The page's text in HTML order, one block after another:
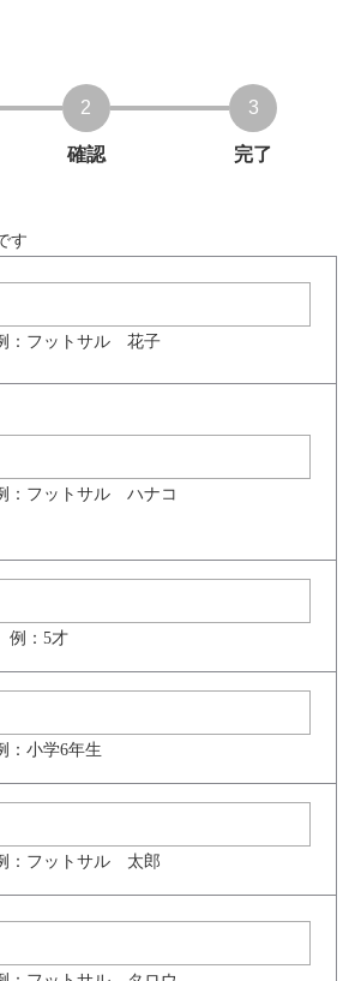
2
確認
3
完了
す
：フットサル 花子
：フットサル ハナコ
：5才
小学6年生
：フットサル 太郎